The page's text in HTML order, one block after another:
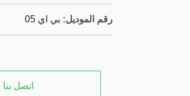
رقم الموديل: بي اي 05
اتصل بنا